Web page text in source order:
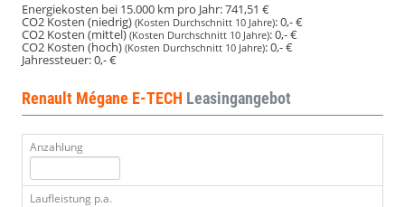
Energiekosten bei 15.000 km pro Jahr:741,51 €
CO2 Kosten (niedrig) (Kosten Durchschnitt 10 Jahre):0,- €
CO2 Kosten (mittel)(Kosten Durchschnitt 10 Jahre):0,- €
CO2 Kosten (hoch) (Kosten Durchschnitt 10 Jahre):0,- €
Jahressteuer:0,- €
Renault Mégane E-TECH Leasingangebot
Anzahlung
Laufleistung p.a.